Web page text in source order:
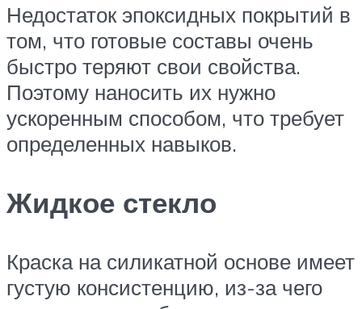
Недостаток эпоксидных покрытий в
том, что готовые составы очень
быстро теряют свои свойства.
Поэтому наносить их нужно
ускоренным способом, что требует
определенных навыков.
Жидкое стекло
Краска на силикатной основе имеет
густую консистенцию, из-за чего